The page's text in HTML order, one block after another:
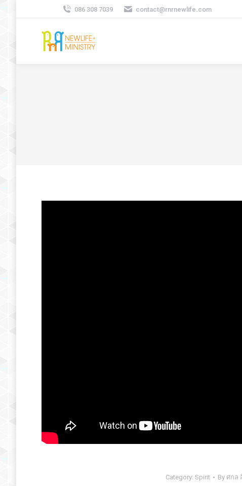
086 308 7039 contact@rnrnewlife.com
Category: Spirit By ศกล